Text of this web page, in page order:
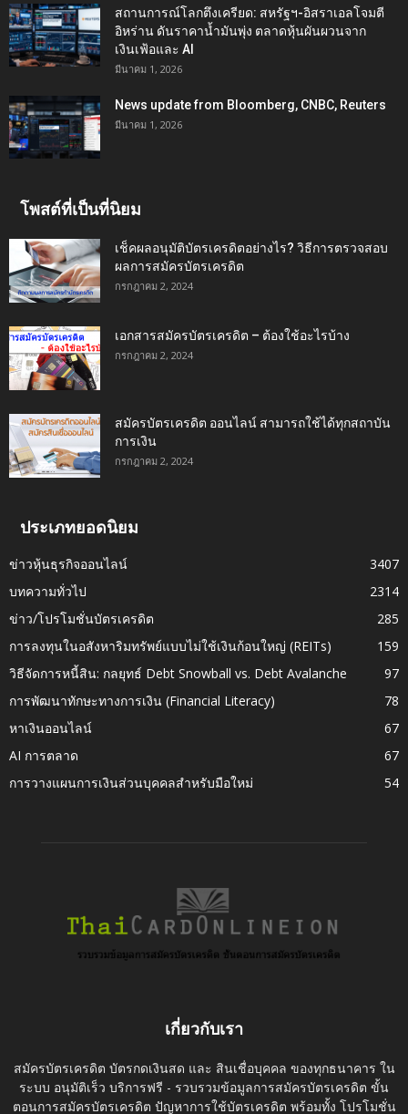
สถานการณ์โลกตึงเครียด: สหรัฐฯ-อิสราเอลโจมตี
อิหร่าน ดันราคาน้ำมันพุ่ง ตลาดหุ้นผันผวนจาก
เงินเฟ้อและ AI
มีนาคม 1, 2026
News update from Bloomberg, CNBC, Reuters
มีนาคม 1, 2026
โพสต์ที่เป็นที่นิยม
เช็คผลอนุมัติบัตรเครดิตอย่างไร? วิธีการตรวจสอบ
ผลการสมัครบัตรเครดิต
กรกฎาคม 2, 2024
เอกสารสมัครบัตรเครดิต – ต้องใช้อะไรบ้าง
กรกฎาคม 2, 2024
สมัครบัตรเครดิต ออนไลน์ สามารถใช้ได้ทุกสถาบัน
การเงิน
กรกฎาคม 2, 2024
ประเภทยอดนิยม
ข่าวหุ้นธุรกิจออนไลน์
3407
บทความทั่วไป
2314
ข่าว/โปรโมชั่นบัตรเครดิต
285
การลงทุนในอสังหาริมทรัพย์แบบไม่ใช้เงินก้อนใหญ่ (REITs)
159
วิธีจัดการหนี้สิน: กลยุทธ์ Debt Snowball vs. Debt Avalanche
97
การพัฒนาทักษะทางการเงิน (Financial Literacy)
78
หาเงินออนไลน์
67
AI การตลาด
67
การวางแผนการเงินส่วนบุคคลสำหรับมือใหม่
54
เกี่ยวกับเรา
สมัครบัตรเครดิต บัตรกดเงินสด และ สินเชื่อบุคคล ของทุกธนาคาร ใน
ระบบ อนุมัติเร็ว บริการฟรี - รวบรวมข้อมูลการสมัครบัตรเครดิต ขั้น
ตอนการสมัครบัตรเครดิต ปัญหาการใช้บัตรเครดิต พร้อมทั้ง โปรโมชั่น